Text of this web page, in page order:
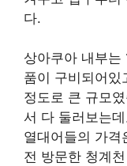
다.
상아쿠아 내부는
품이 구비되어있
정도로 큰 규모
서 다 둘러보는
열대어들의 가격
전 방문한 청계